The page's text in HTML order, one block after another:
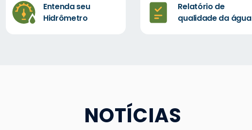
Entenda seu
Hidrômetro
Relatório de
qualidade da água
NOTÍCIAS